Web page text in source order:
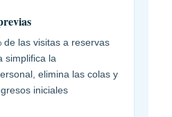
de las visitas a reservas
simplifica la
elimina las colas y
iniciales